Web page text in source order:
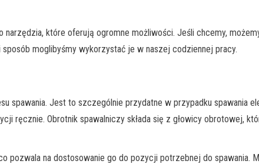
narzędzia, które oferują ogromne możliwości. Jeśli chcemy,
moglibyśmy wykorzystać je w naszej codziennej pracy.
spawania. Jest to szczególnie przydatne w przypadku spawania
ręcznie. Obrotnik spawalniczy składa się z głowicy obrotowej,
pozwala na dostosowanie go do pozycji potrzebnej do spawania.